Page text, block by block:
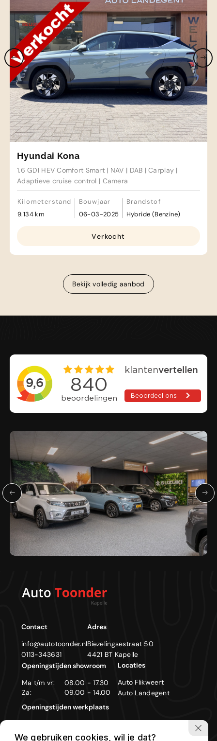
Hyundai Kona
1.6 GDI HEV Comfort Smart | NAV | DAB | Carplay |
Adaptieve cruise control | Camera
Kilometerstand
9.134 km
Bouwjaar
06-03-2025
Brandstof
Hybride (Benzine)
Verkocht
Bekijk volledig aanbod
Contact
info@autotoonder.nl
0113-343631
Adres
Biezelingsestraat 50
4421 BT Kapelle
Openingstijden showroom
Ma t/m vr:
08.00 - 17.30
Za:
09.00 - 14.00
Openingstijden werkplaats
Zon- en feestdagen gesloten
Locaties
Auto Flikweert
Auto Landegent
We gebruiken cookies, wil je dat?